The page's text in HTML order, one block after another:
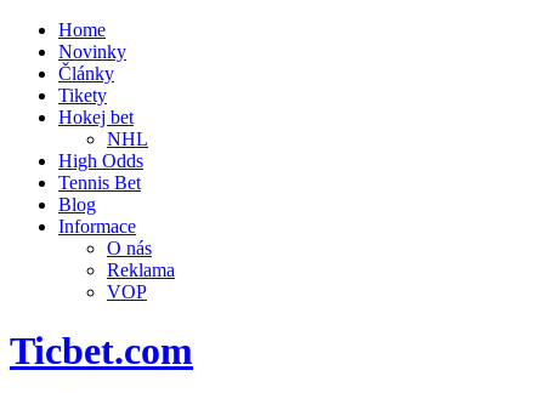
Home
Novinky
Články
Tikety
Hokej bet
NHL
High Odds
Tennis Bet
Blog
Informace
O nás
Reklama
VOP
Ticbet.com